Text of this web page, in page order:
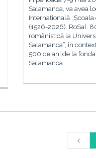
Salamanca, va avea
Internațională
(1526-2026). RoSal:
românistică la
Salamanca”, în
500 de ani de la
Salamanca